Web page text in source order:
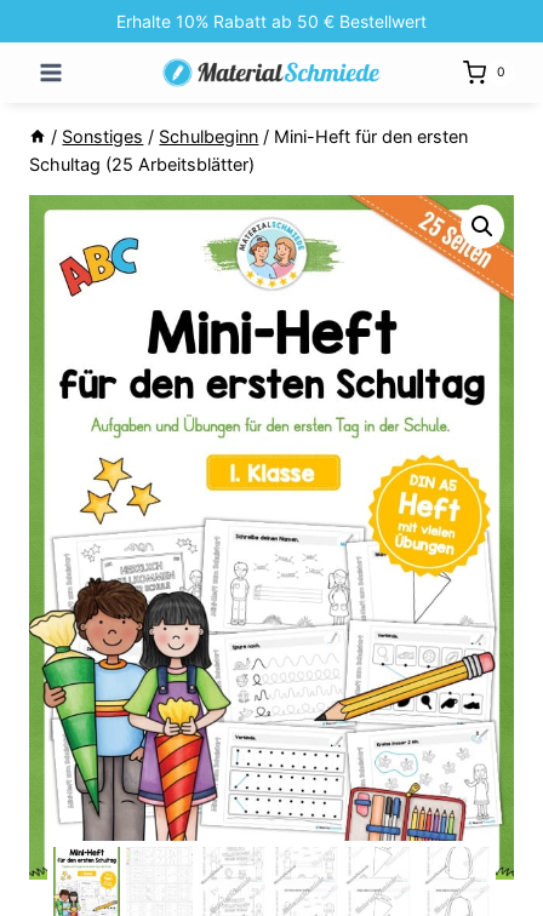
Inhalt
springen
Erhalte 10% Rabatt ab 50 € Bestellwert
0
/ Sonstiges / Schulbeginn / Mini-Heft für den ersten
Schultag (25 Arbeitsblätter)